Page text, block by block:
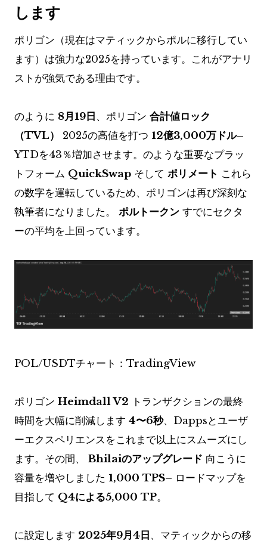
します
ポリゴン（現在はマティックからポルに移行してい
ます）は強力な2025を持っています。これがアナリ
ストが強気である理由です。
のように 8月19日 、ポリゴン 合計値ロック
（TVL）
2025の高値を打つ 12億3,000万ドル–
YTDを43％増加させます。のような重要なプラッ
トフォーム QuickSwap そして ポリメート これら
の数字を運転しているため、ポリゴンは再び深刻な
執筆者になりました。 ポルトークン すでにセクタ
ーの平均を上回っています。
POL/USDTチャート：TradingView
ポリゴン Heimdall V2 トランザクションの最終
時間を大幅に削減します 4〜6秒、Dappsとユーザ
ーエクスペリエンスをこれまで以上にスムーズにし
ます。その間、 Bhilaiのアップグレード 向こうに
容量を増やしました 1,000 TPS– ロードマップを
目指して Q4による5,000 TP。
に設定します 2025年9月4日 、マティックからの移